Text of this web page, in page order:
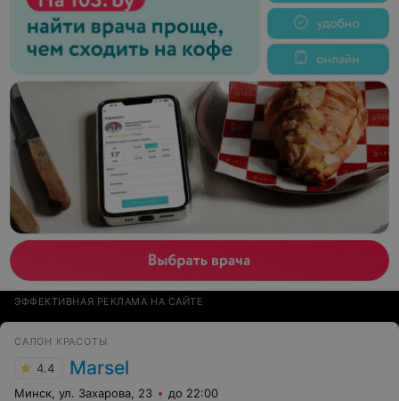
ЭФФЕКТИВНАЯ РЕКЛАМА НА САЙТЕ
САЛОН КРАСОТЫ
4.4 Marsel
Минск, ул. Захарова, 23 до 22:00